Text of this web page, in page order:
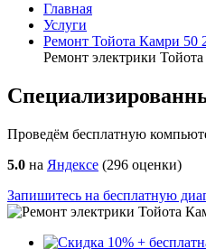
Главная
Услуги
Ремонт Тойота Камри
Ремонт электрики
Проведём бесплатную
5.0 на Яндексе (296 оценки)
Запишитесь на бесплатную